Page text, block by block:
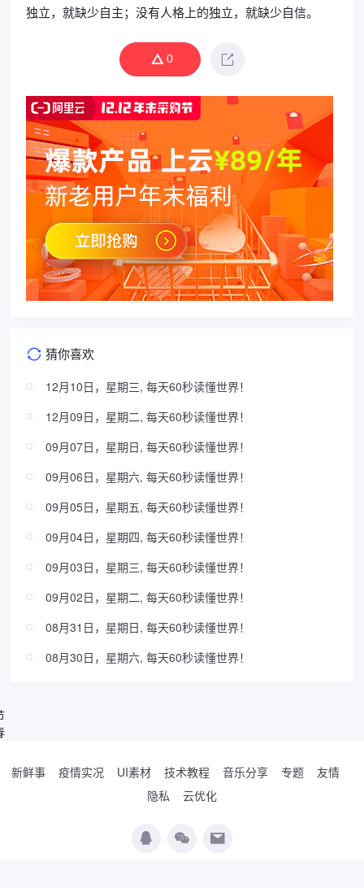
独立，就缺少自主；没有人格上的独立，就缺少自信。
0
猜你喜欢
12月10日，星期三, 每天60秒读懂世界！
12月09日，星期二, 每天60秒读懂世界！
09月07日，星期日, 每天60秒读懂世界！
09月06日，星期六, 每天60秒读懂世界！
09月05日，星期五, 每天60秒读懂世界！
09月04日，星期四, 每天60秒读懂世界！
09月03日，星期三, 每天60秒读懂世界！
09月02日，星期二, 每天60秒读懂世界！
08月31日，星期日, 每天60秒读懂世界！
08月30日，星期六, 每天60秒读懂世界！
新鲜事 疫情实况 UI素材 技术教程 音乐分享 专题
友情
隐私
云优化